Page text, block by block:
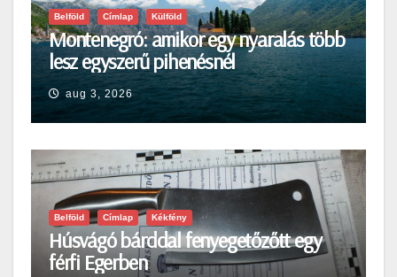
Belföld Címlap Külföld
Montenegró: amikor egy nyaralás több
lesz egyszerű pihenésnél
aug 3, 2026
Belföld Címlap Kékfény
Húsvágó bárddal fenyegetőzőtt egy
férfi Egerben